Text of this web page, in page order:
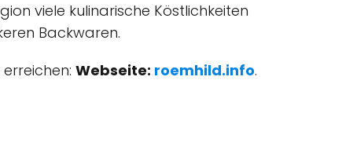
viele kulinarische Köstlichkeiten
Backwaren.
Webseite: roemhild.info.